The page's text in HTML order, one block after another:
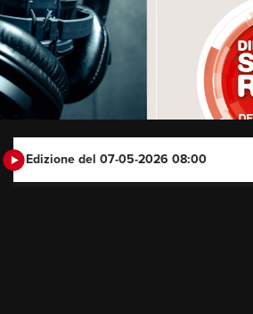
Edizione del 07-05-2026 08:00